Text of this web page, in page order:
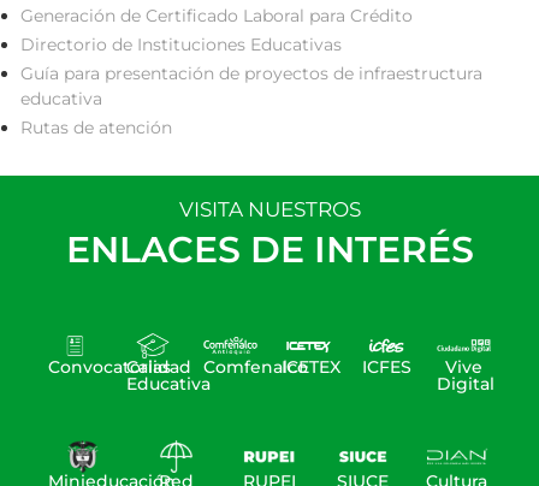
Generación de Certificado Laboral para Crédito
Directorio de Instituciones Educativas
Guía para presentación de proyectos de infraestructura
educativa
Rutas de atención
VISITA NUESTROS
ENLACES DE INTERÉS
Convocatorias
Calidad
Educativa
ComfenalcoICETEX ICFES Vive
Digital
MinieducaciónRed RUPEI SIUCE Cultura